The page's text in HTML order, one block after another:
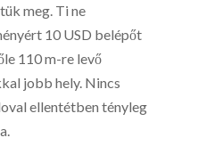
meg. Ti ne
10 USD belépőt
110 m-re levő
jobb hely. Nincs
ellentétben tényleg